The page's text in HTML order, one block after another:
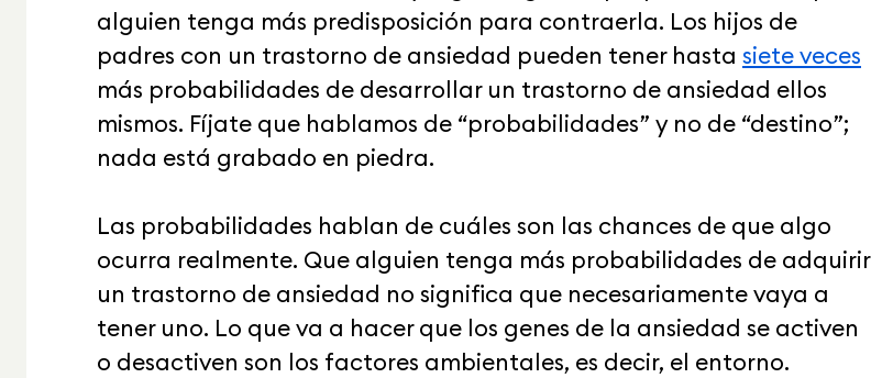
alguien tenga más predisposición para contraerla. Los hijos de
padres con un trastorno de ansiedad pueden tener hasta siete veces
más probabilidades de desarrollar un trastorno de ansiedad ellos
mismos. Fíjate que hablamos de “probabilidades” y no de “destino”;
nada está grabado en piedra.
Las probabilidades hablan de cuáles son las chances de que algo
ocurra realmente. Que alguien tenga más probabilidades de adquirir
un trastorno de ansiedad no significa que necesariamente vaya a
tener uno. Lo que va a hacer que los genes de la ansiedad se activen
o desactiven son los factores ambientales, es decir, el entorno.